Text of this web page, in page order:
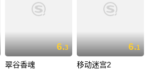
6.3
翠谷香魂
6.1
移动迷宫2